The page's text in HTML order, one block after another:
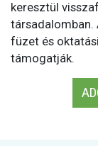
keresztül
társadalomban.
füzet és
támogatják.